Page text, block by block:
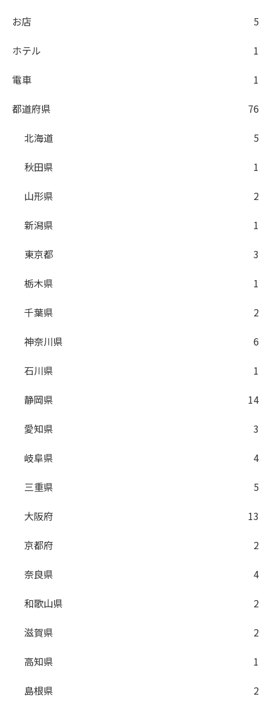
お店
5
ホテル
1
電車
1
都道府県
76
北海道
5
秋田県
1
山形県
2
新潟県
1
東京都
3
栃木県
1
千葉県
2
神奈川県
6
石川県
1
静岡県
14
愛知県
3
岐阜県
4
三重県
5
大阪府
13
京都府
2
奈良県
4
和歌山県
2
滋賀県
2
高知県
1
島根県
2